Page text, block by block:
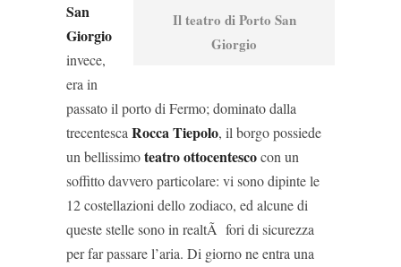
Il teatro di Porto San
Giorgio
San
Giorgio
invece,
era in
passato il porto di Fermo; dominato dalla
trecentesca Rocca Tiepolo, il borgo possiede
un bellissimoteatro ottocentescocon un
soffitto davvero particolare: vi sono dipinte le
12 costellazioni dello zodiaco, ed alcune di
queste stelle sono in realtÃ fori di sicurezza
per far passare l’aria. Di giorno ne entra una